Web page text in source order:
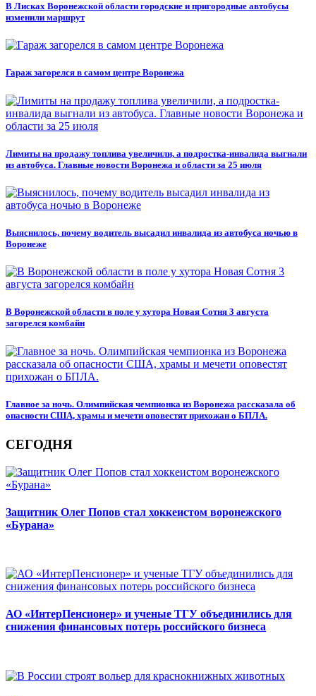
В Лисках Воронежской области городские и пригородные автобусы
изменили маршрут
Гараж загорелся в самом центре Воронежа
Лимиты на продажу топлива увеличили, а подростка-инвалида выгнали
из автобуса. Главные новости Воронежа и области за 25 июля
Выяснилось, почему водитель высадил инвалида из автобуса ночью в
Воронеже
В Воронежской области в поле у хутора Новая Сотня 3 августа
загорелся комбайн
Главное за ночь. Олимпийская чемпионка из Воронежа рассказала об
опасности США, храмы и мечети оповестят прихожан о БПЛА.
СЕГОДНЯ
Защитник Олег Попов стал хоккеистом воронежского
«Бурана»
АО «ИнтерПенсионер» и ученые ТГУ объединились для
снижения финансовых потерь российского бизнеса